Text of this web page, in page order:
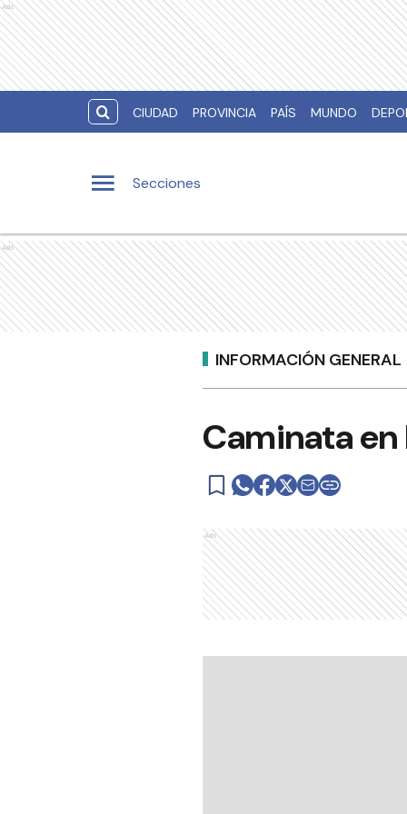
Ads
CIUDAD PROVINCIA PAÍS MUNDO
Secciones
Ads
INFORMACIÓN GENERAL
Caminata en
Ads